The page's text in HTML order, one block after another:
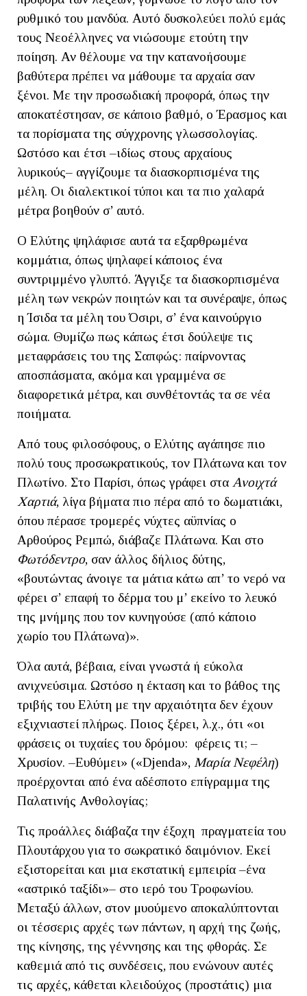
ρυθμικό του μανδύα. Αυτό δυσκολεύει πολύ εμάς
τους Νεοέλληνες να νιώσουμε ετούτη την
ποίηση. Αν θέλουμε να την κατανοήσουμε
βαθύτερα πρέπει να μάθουμε τα αρχαία σαν
ξένοι. Με την προσωδιακή προφορά, όπως την
αποκατέστησαν, σε κάποιο βαθμό, ο Έρασμος και
τα πορίσματα της σύγχρονης γλωσσολογίας.
Ωστόσο και έτσι –ιδίως στους αρχαίους
λυρικούς– αγγίζουμε τα διασκορπισμένα της
μέλη. Οι διαλεκτικοί τύποι και τα πιο χαλαρά
μέτρα βοηθούν σ’ αυτό.
Ο Ελύτης ψηλάφισε αυτά τα εξαρθρωμένα
κομμάτια, όπως ψηλαφεί κάποιος ένα
συντριμμένο γλυπτό. Άγγιξε τα διασκορπισμένα
μέλη των νεκρών ποιητών και τα συνέραψε, όπως
η Ίσιδα τα μέλη του Όσιρι, σ’ ένα καινούργιο
σώμα. Θυμίζω πως κάπως έτσι δούλεψε τις
μεταφράσεις του της Σαπφώς: παίρνοντας
αποσπάσματα, ακόμα και γραμμένα σε
διαφορετικά μέτρα, και συνθέτοντάς τα σε νέα
ποιήματα.
Από τους φιλοσόφους, ο Ελύτης αγάπησε πιο
πολύ τους προσωκρατικούς, τον Πλάτωνα και τον
Πλωτίνο. Στο Παρίσι, όπως γράφει στα Ανοιχτά
Χαρτιά, λίγα βήματα πιο πέρα από το δωματιάκι,
όπου πέρασε τρομερές νύχτες αϋπνίας ο
Αρθούρος Ρεμπώ, διάβαζε Πλάτωνα. Και στο
Φωτόδεντρο, σαν άλλος δήλιος δύτης,
«βουτώντας άνοιγε τα μάτια κάτω απ’ το νερό να
φέρει σ’ επαφή το δέρμα του μ’ εκείνο το λευκό
της μνήμης που τον κυνηγούσε (από κάποιο
χωρίο του Πλάτωνα)».
Όλα αυτά, βέβαια, είναι γνωστά ή εύκολα
ανιχνεύσιμα. Ωστόσο η έκταση και το βάθος της
τριβής του Ελύτη με την αρχαιότητα δεν έχουν
εξιχνιαστεί πλήρως. Ποιος ξέρει, λ.χ., ότι «οι
φράσεις οι τυχαίες του δρόμου: φέρεις τι; –
Χρυσίον. –Ευθύμει» («Djenda», Μαρία Νεφέλη)
προέρχονται από ένα αδέσποτο επίγραμμα της
Παλατινής Ανθολογίας;
Τις προάλλες διάβαζα την έξοχη πραγματεία του
Πλουτάρχου για το σωκρατικό δαιμόνιον. Εκεί
εξιστορείται και μια εκστατική εμπειρία –ένα
«αστρικό ταξίδι»– στο ιερό του Τροφωνίου.
Μεταξύ άλλων, στον μυούμενο αποκαλύπτονται
οι τέσσερις αρχές των πάντων, η αρχή της ζωής,
της κίνησης, της γέννησης και της φθοράς. Σε
καθεμιά από τις συνδέσεις, που ενώνουν αυτές
τις αρχές, κάθεται κλειδούχος (προστάτις) μια